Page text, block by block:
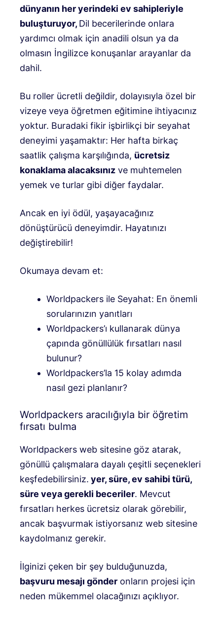
dünyanın her yerindeki ev sahipleriyle
buluşturuyor, Dil becerilerinde onlara
yardımcı olmak için anadili olsun ya da
olmasın İngilizce konuşanlar arayanlar da
dahil.
Bu roller ücretli değildir, dolayısıyla özel bir
vizeye veya öğretmen eğitimine ihtiyacınız
yoktur. Buradaki fikir işbirlikçi bir seyahat
deneyimi yaşamaktır: Her hafta birkaç
saatlik çalışma karşılığında, ücretsiz
konaklama alacaksınız ve muhtemelen
yemek ve turlar gibi diğer faydalar.
Ancak en iyi ödül, yaşayacağınız
dönüştürücü deneyimdir. Hayatınızı
değiştirebilir!
Okumaya devam et:
Worldpackers ile Seyahat: En önemli
sorularınızın yanıtları
Worldpackers’ı kullanarak dünya
çapında gönüllülük fırsatları nasıl
bulunur?
Worldpackers’la 15 kolay adımda
nasıl gezi planlanır?
Worldpackers aracılığıyla bir öğretim
fırsatı bulma
Worldpackers web sitesine göz atarak,
gönüllü çalışmalara dayalı çeşitli seçenekleri
keşfedebilirsiniz. yer, süre, ev sahibi türü,
süre veya gerekli beceriler. Mevcut
fırsatları herkes ücretsiz olarak görebilir,
ancak başvurmak istiyorsanız web sitesine
kaydolmanız gerekir.
İlginizi çeken bir şey bulduğunuzda,
başvuru mesajı gönder onların projesi için
neden mükemmel olacağınızı açıklıyor.